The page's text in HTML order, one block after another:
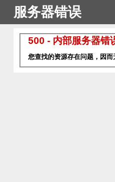
服务器错误
500 - 内部服务器错
您查找的资源存在问题，因而